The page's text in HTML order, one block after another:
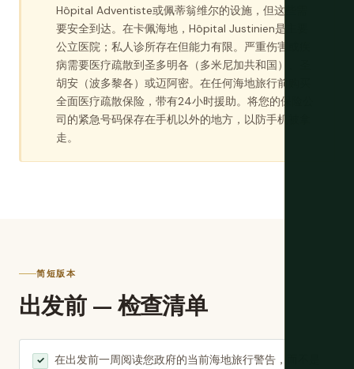
Hôpital Adventiste或佩蒂翁维尔的设施，但这些需
要安全到达。在卡佩海地，Hôpital Justinien是主要
公立医院；私人诊所存在但能力有限。严重伤害或疾
病需要医疗疏散到圣多明各（多米尼加共和国）、圣
胡安（波多黎各）或迈阿密。在任何海地旅行前购买
全面医疗疏散保险，带有24小时援助。将您的保险公
司的紧急号码保存在手机以外的地方，以防手机被拿
走。
简短版本
出发前 — 检查清单
✓
在出发前一周阅读您政府的当前海地旅行警告，而不是